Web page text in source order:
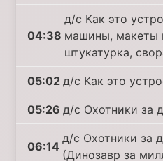
04:38
д/с Как это
машины, макеты
штукатурка,
05:02 д/с Как это
05:26 д/с Охотники за
06:14
д/с Охотники за
(Динозавр за